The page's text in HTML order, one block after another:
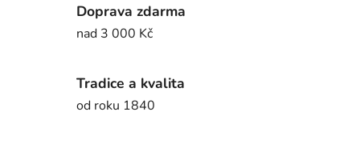
Doprava zdarma
nad 3 000 Kč
Tradice a kvalita
od roku 1840